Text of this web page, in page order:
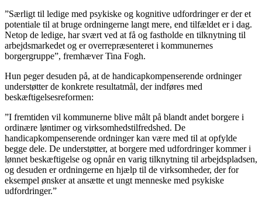
”Særligt til ledige med psykiske og kognitive udfordringer er der et
potentiale til at bruge ordningerne langt mere, end tilfældet er i dag.
Netop de ledige, har svært ved at få og fastholde en tilknytning til
arbejdsmarkedet og er overrepræsenteret i kommunernes
borgergruppe”, fremhæver Tina Fogh.
Hun peger desuden på, at de handicapkompenserende ordninger
understøtter de konkrete resultatmål, der indføres med
beskæftigelsesreformen:
”I fremtiden vil kommunerne blive målt på blandt andet borgere i
ordinære løntimer og virksomhedstilfredshed. De
handicapkompenserende ordninger kan være med til at opfylde
begge dele. De understøtter, at borgere med udfordringer kommer i
lønnet beskæftigelse og opnår en varig tilknytning til arbejdspladsen,
og desuden er ordningerne en hjælp til de virksomheder, der for
eksempel ønsker at ansætte et ungt menneske med psykiske
udfordringer.”